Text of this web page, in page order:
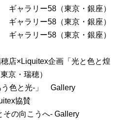
ギャラリー58（東京・銀座）
ギャラリー58（東京・銀座）
ギャラリー58（東京・銀座）
店×Liquitex企画「光と色と煌
京・瑞穂）
う色と光-」 Gallery
協賛
の向こうへ- Gallery